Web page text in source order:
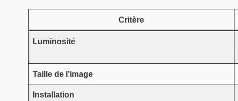
Critère
Luminosité
Taille de l’image
Installation